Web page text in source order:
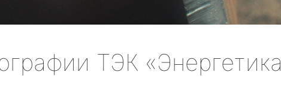
ТЭК «Энергетика